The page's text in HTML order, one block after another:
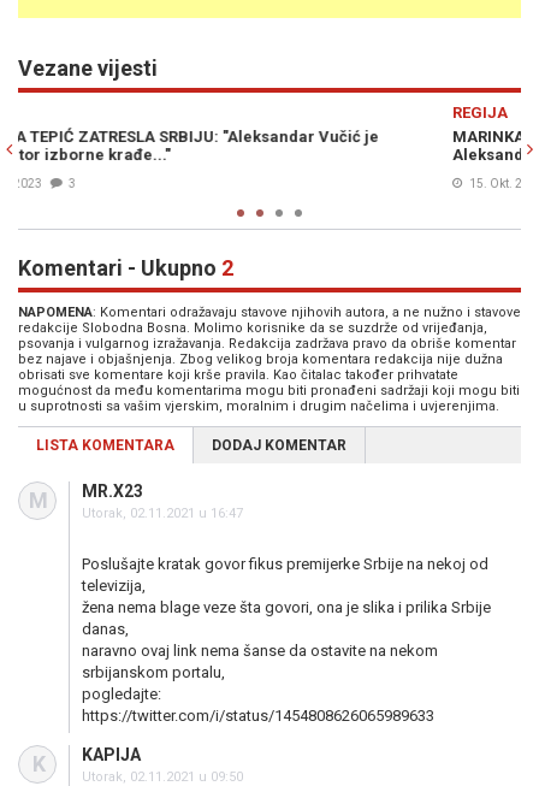
Vezane vijesti
MARINKA TEPIĆ ZATRESLA SRBIJU: "Zašto ovo krijete od
Aleksandre Vučiću..."!?
15. Okt. 2023
Komentari - Ukupno 2
NAPOMENA: Komentari odražavaju stavove njihovih autora, a ne nužno i stavove
redakcije Slobodna Bosna. Molimo korisnike da se suzdrže od vrijeđanja,
psovanja i vulgarnog izražavanja. Redakcija zadržava pravo da obriše komentar
bez najave i objašnjenja. Zbog velikog broja komentara redakcija nije dužna
obrisati sve komentare koji krše pravila. Kao čitalac također prihvatate
mogućnost da među komentarima mogu biti pronađeni sadržaji koji mogu biti
u suprotnosti sa vašim vjerskim, moralnim i drugim načelima i uvjerenjima.
LISTA KOMENTARA DODAJ KOMENTAR
M MR.X23
Utorak, 02.11.2021 u 16:47
Poslušajte kratak govor fikus premijerke Srbije na nekoj od
televizija,
žena nema blage veze šta govori, ona je slika i prilika Srbije
danas,
naravno ovaj link nema šanse da ostavite na nekom
srbijanskom portalu,
pogledajte:
https://twitter.com/i/status/1454808626065989633
K KAPIJA
Utorak, 02.11.2021 u 09:50